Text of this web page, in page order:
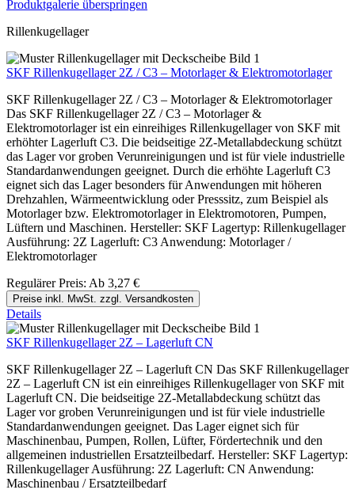
Produktgalerie überspringen
Rillenkugellager
SKF Rillenkugellager 2Z / C3 – Motorlager & Elektromotorlager
SKF Rillenkugellager 2Z / C3 – Motorlager & Elektromotorlager
Das SKF Rillenkugellager 2Z / C3 – Motorlager &
Elektromotorlager ist ein einreihiges Rillenkugellager von SKF mit
erhöhter Lagerluft C3. Die beidseitige 2Z-Metallabdeckung schützt
das Lager vor groben Verunreinigungen und ist für viele industrielle
Standardanwendungen geeignet. Durch die erhöhte Lagerluft C3
eignet sich das Lager besonders für Anwendungen mit höheren
Drehzahlen, Wärmeentwicklung oder Presssitz, zum Beispiel als
Motorlager bzw. Elektromotorlager in Elektromotoren, Pumpen,
Lüftern und Maschinen. Hersteller: SKF Lagertyp: Rillenkugellager
Ausführung: 2Z Lagerluft: C3 Anwendung: Motorlager /
Elektromotorlager
Regulärer Preis: Ab 3,27 €
Preise inkl. MwSt. zzgl. Versandkosten
Details
SKF Rillenkugellager 2Z – Lagerluft CN
SKF Rillenkugellager 2Z – Lagerluft CN Das SKF Rillenkugellager
2Z – Lagerluft CN ist ein einreihiges Rillenkugellager von SKF mit
Lagerluft CN. Die beidseitige 2Z-Metallabdeckung schützt das
Lager vor groben Verunreinigungen und ist für viele industrielle
Standardanwendungen geeignet. Das Lager eignet sich für
Maschinenbau, Pumpen, Rollen, Lüfter, Fördertechnik und den
allgemeinen industriellen Ersatzteilbedarf. Hersteller: SKF Lagertyp:
Rillenkugellager Ausführung: 2Z Lagerluft: CN Anwendung:
Maschinenbau / Ersatzteilbedarf